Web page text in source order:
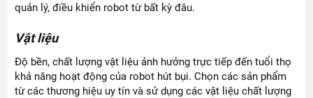
quản lý, điều khiển robot từ bất kỳ đâu.
Vật liệu
Độ bền, chất lượng vật liệu ảnh hưởng trực tiếp đến tuổi thọ
khả năng hoạt động của robot hút bụi. Chọn các sản phẩm
từ các thương hiệu uy tín và sử dụng các vật liệu chất lượng